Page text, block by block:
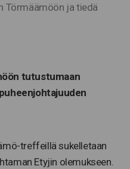
Törmäämöön ja tiedä
tutustumaan
treffeillä sukelletaan
Etyjin olemukseen.